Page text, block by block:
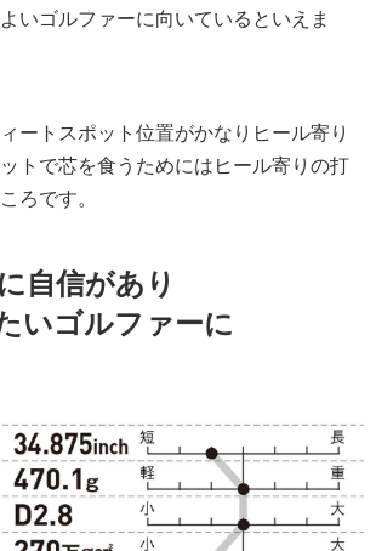
いゴルファーに向いているといえま
ートスポット位置がかなりヒール寄り
トで芯を食うためにはヒール寄りの打
ろです。
自信があり
いゴルファーに